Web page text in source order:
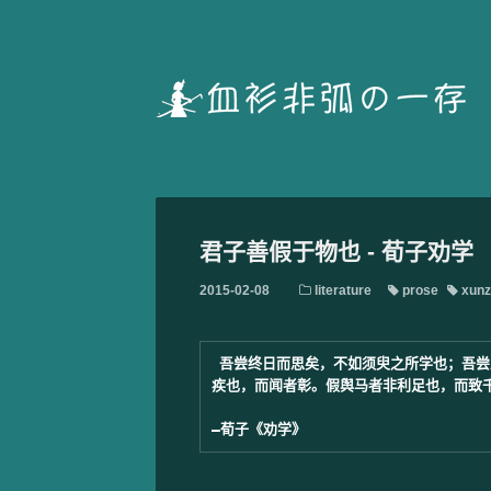
君子善假于物也 - 荀子劝学
2015-02-08 literature prose
吾尝终日而思矣，不如须臾之所学也；吾
疾也，而闻者彰。假舆马者非利足也，而致